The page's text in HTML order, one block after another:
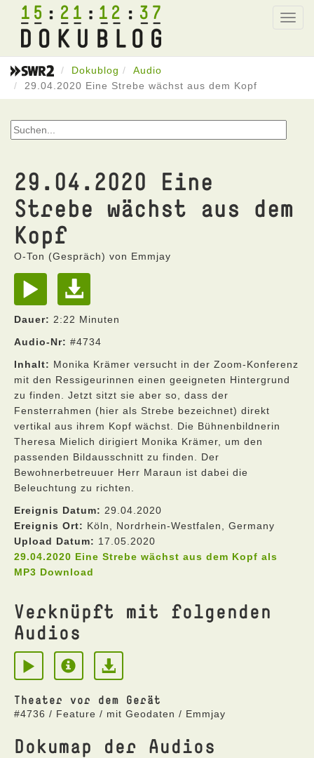
15 21 12 37
Dokublog
Audio
29.04.2020 Eine Strebe wächst aus dem Kopf
29.04.2020 Eine
Strebe wächst aus dem
Kopf
O-Ton (Gespräch) von Emmjay
Dauer: 2:22 Minuten
Audio-Nr: #4734
Inhalt: Monika Krämer versucht in der Zoom-Konferenz
mit den Ressigeurinnen einen geeigneten Hintergrund
zu finden. Jetzt sitzt sie aber so, dass der
Fensterrahmen (hier als Strebe bezeichnet) direkt
vertikal aus ihrem Kopf wächst. Die Bühnenbildnerin
Theresa Mielich dirigiert Monika Krämer, um den
passenden Bildausschnitt zu finden. Der
Bewohnerbetreuuer Herr Maraun ist dabei die
Beleuchtung zu richten.
Ereignis Datum: 29.04.2020
Ereignis Ort: Köln, Nordrhein-Westfalen, Germany
Upload Datum: 17.05.2020
29.04.2020 Eine Strebe wächst aus dem Kopf als
MP3 Download
Verknüpft mit folgenden
Audios
Theater vor dem Gerät
#4736 / Feature / mit Geodaten / Emmjay
Dokumap der Audios